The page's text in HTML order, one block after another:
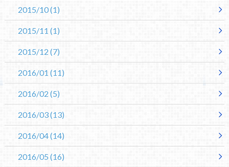
2015/10(1)
2015/11 (1)
2015/12 (7)
2016/01 (11)
2016/02 (5)
2016/03(13)
2016/04(14)
2016/05(16)